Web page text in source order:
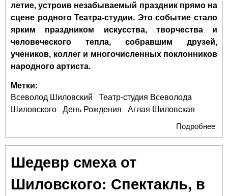
летие, устроив незабываемый праздник прямо на
сцене родного Театра-студии. Это событие стало
ярким праздником искусства, творчества и
человеческого тепла, собравшим друзей,
учеников, коллег и многочисленных поклонников
народного артиста.
Метки:
Всеволод Шиловский
Театр-студия Всеволода
Шиловского
День Рождения
Аглая Шиловская
Подробнее
Шедевр смеха от
Шиловского: Спектакль, в